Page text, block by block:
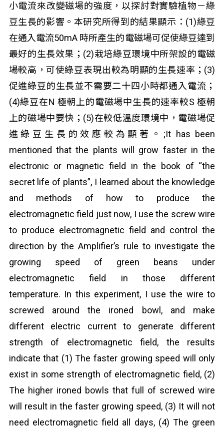
小電流來改變磁場的強度，以探討對實驗植物－綠
豆生長的影響。本研究所得到的結果顯示：(1)綠豆
在通入電流50mA 時所產生的電磁場可促使綠豆達到
最好的生長效果；(2)栽培綠豆環境中所架設的電磁
場較高，可使綠豆表現出較為明顯的生長速率；(3)
促進綠豆的生長並不需要二十四小時都通入電流；
(4)綠豆在N 極朝上的電磁場中生長的速率較S 極朝
上的磁場中要快；(5)在較低溫度環境中，電磁場促
進綠豆生長的效應較為顯著。;It has been
mentioned that the plants will grow faster in the
electronic or magnetic field in the book of “the
secret life of plants”, I learned about the knowledge
and methods of how to produce the
electromagnetic field just now, I use the screw wire
to produce electromagnetic field and control the
direction by the Amplifier’s rule to investigate the
growing speed of green beans under
electromagnetic field in those different
temperature. In this experiment, I use the wire to
screwed around the ironed bowl, and make
different electric current to generate different
strength of electromagnetic field, the results
indicate that (1) The faster growing speed will only
exist in some strength of electromagnetic field, (2)
The higher ironed bowls that full of screwed wire
will result in the faster growing speed, (3) It will not
need electromagnetic field all days, (4) The green